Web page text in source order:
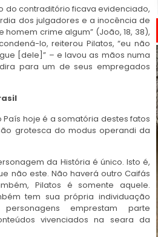
do contraditório ficava evidenciado,
dos julgadores e a inocência de
homem crime algum” (João, 18, 38),
lo, reiterou Pilatos, “eu não
[dele]” – e lavou as mãos numa
para um de seus empregados
hoje é a somatória destes fatos
grotesca do modus operandi da
da História é único. Isto é,
não este. Não haverá outro Caifás
Pilatos é somente aquele.
tem sua própria individuação
emprestam parte
vivenciados na seara da